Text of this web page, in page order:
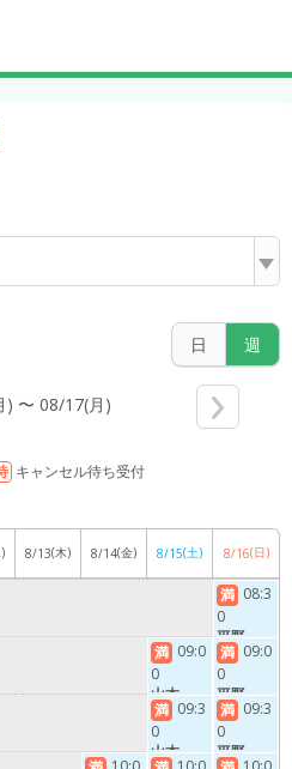
日 週
) 〜 08/17(月)
キャンセル待ち受付
8/13(木) 8/14(金) 8/15(土) 8/16(日)
満 09:0
0
山本
満 09:3
0
山本
満 08:3
0
平野
満 09:0
0
平野
満 09:3
0
平野